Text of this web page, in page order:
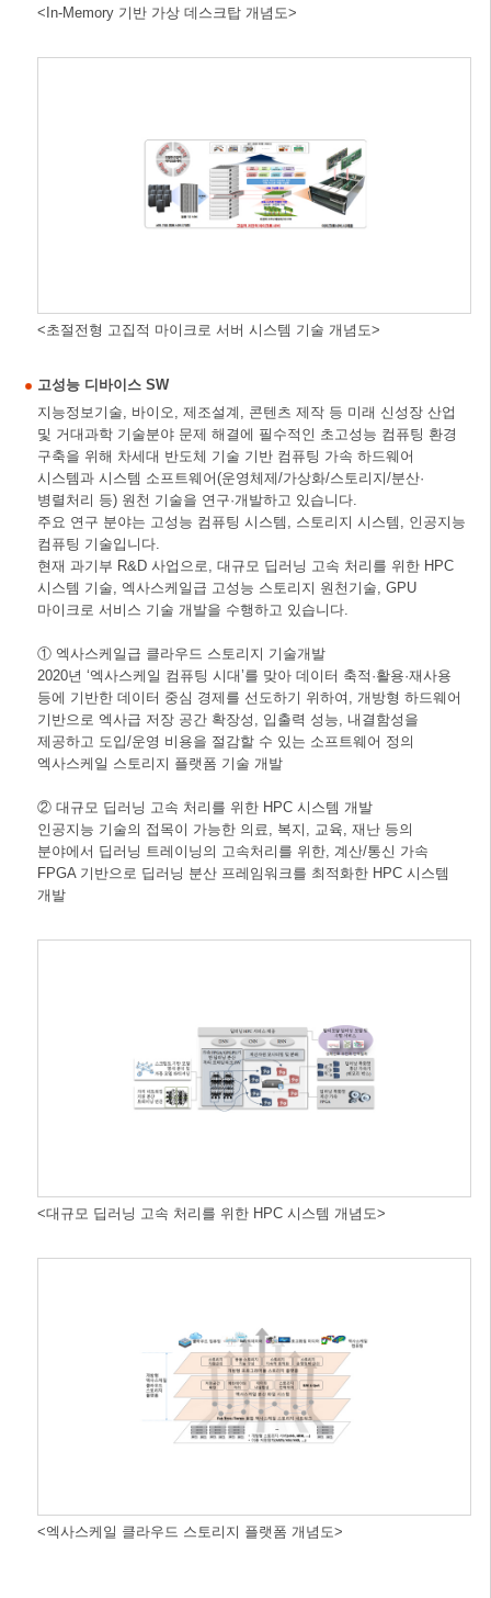
<In-Memory 기반 가상 데스크탑 개념도>
<초절전형 고집적 마이크로 서버 시스템 기술 개념도>
고성능 디바이스 SW
지능정보기술, 바이오, 제조설계, 콘텐츠 제작 등 미래 신성장 산업
및 거대과학 기술분야 문제 해결에 필수적인 초고성능 컴퓨팅 환경
구축을 위해 차세대 반도체 기술 기반 컴퓨팅 가속 하드웨어
시스템과 시스템 소프트웨어(운영체제/가상화/스토리지/분산·
병렬처리 등) 원천 기술을 연구·개발하고 있습니다.
주요 연구 분야는 고성능 컴퓨팅 시스템, 스토리지 시스템, 인공지능
컴퓨팅 기술입니다.
현재 과기부 R&D 사업으로, 대규모 딥러닝 고속 처리를 위한 HPC
시스템 기술, 엑사스케일급 고성능 스토리지 원천기술, GPU
마이크로 서비스 기술 개발을 수행하고 있습니다.
① 엑사스케일급 클라우드 스토리지 기술개발
2020년 ‘엑사스케일 컴퓨팅 시대’를 맞아 데이터 축적·활용·재사용
등에 기반한 데이터 중심 경제를 선도하기 위하여, 개방형 하드웨어
기반으로 엑사급 저장 공간 확장성, 입출력 성능, 내결함성을
제공하고 도입/운영 비용을 절감할 수 있는 소프트웨어 정의
엑사스케일 스토리지 플랫폼 기술 개발
② 대규모 딥러닝 고속 처리를 위한 HPC 시스템 개발
인공지능 기술의 접목이 가능한 의료, 복지, 교육, 재난 등의
분야에서 딥러닝 트레이닝의 고속처리를 위한, 계산/통신 가속
FPGA 기반으로 딥러닝 분산 프레임워크를 최적화한 HPC 시스템
개발
<대규모 딥러닝 고속 처리를 위한 HPC 시스템 개념도>
<엑사스케일 클라우드 스토리지 플랫폼 개념도>